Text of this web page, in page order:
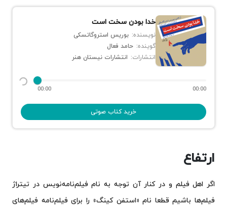
خدا بودن سخت است
نویسنده: بوریس استروگاتسکی
گوینده: حامد فعال
انتشارات: انتشارات نیستان هنر
00:00 00:00
خرید کتاب صوتی
ارتفاع
اگر اهل فیلم و در کنار آن توجه به نام فیلم‌نامه‌نویس در تیتراژ
فیلم‌ها باشیم قطعا نام «استفن کینگ» را برای فیلم‌نامه فیلم‌های